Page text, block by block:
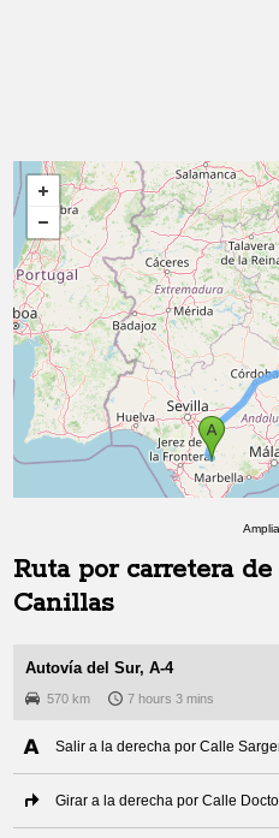
Ruta por carretera de
Canillas
Autovía del Sur, A-4
570 km 7 hours 3 mins
Salir a la derecha por Calle
Girar a la derecha por Calle